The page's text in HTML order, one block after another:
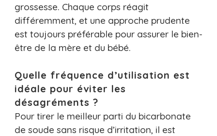
grossesse. Chaque corps réagit
différemment, et une approche prudente
est toujours préférable pour assurer le bien-
être de la mère et du bébé.
Quelle fréquence d’utilisation est
idéale pour éviter les
désagréments ?
Pour tirer le meilleur parti du bicarbonate
de soude sans risque d’irritation, il est